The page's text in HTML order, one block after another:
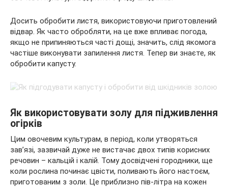
Досить обробити листя, використовуючи приготовлений
відвар. Як часто обробляти, на це вже впливає погода,
якщо не припиняються часті дощі, значить, слід якомога
частіше виконувати запилення листя. Тепер ви знаєте, як
обробити капусту.
Як використовувати золу для підживлення
огірків
Цим овочевим культурам, в період, коли утворяться
зав’язі, зазвичай дуже не вистачає двох типів корисних
речовин – кальцій і калій. Тому досвідчені городники, ще
коли рослина починає цвісти, поливають його настоєм,
приготованим з золи. Це приблизно пів-літра на кожен